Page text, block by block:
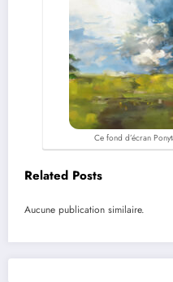
Ce fond d’écran
Related Posts
Aucune publication similaire.